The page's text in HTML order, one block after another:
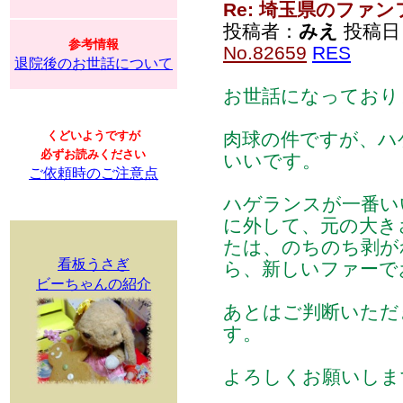
参考情報
退院後のお世話について
くどいようですが
必ずお読みください
ご依頼時のご注意点
看板うさぎ
ビーちゃんの紹介
Re: 埼玉県のファン
投稿者： みえ 投稿
No.82659 RES
お世話になってお
肉球の件ですが、
いいです。
ハゲランスが一番
に外して、元の大
たは、のちのち剥
ら、新しいファー
あとはご判断いた
す。
よろしくお願いし